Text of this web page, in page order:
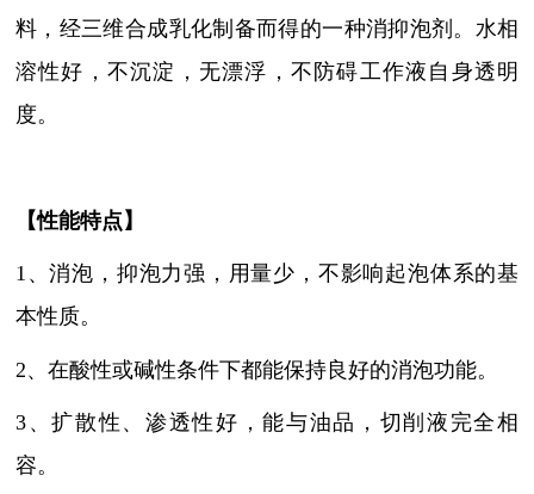
料，经三维合成乳化制备而得的一种消抑泡剂。水相
溶性好，不沉淀，无漂浮，不防碍工作液自身透明
度。
【性能特点】
1、消泡，抑泡力强，用量少，不影响起泡体系的基
本性质。
2、在酸性或碱性条件下都能保持良好的消泡功能。
3、扩散性、渗透性好，能与油品，切削液完全相
容。